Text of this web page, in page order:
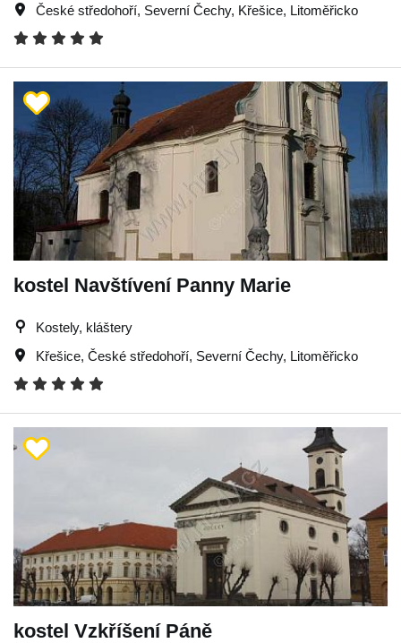
České středohoří, Severní Čechy, Křešice, Litoměřicko
kostel Navštívení Panny Marie
Kostely, kláštery
Křešice, České středohoří, Severní Čechy, Litoměřicko
kostel Vzkříšení Páně